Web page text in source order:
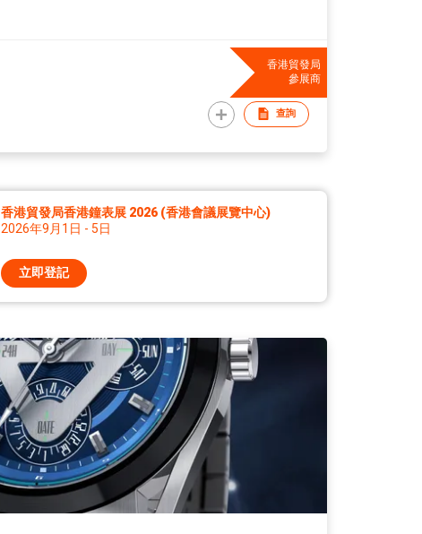
香港貿發局
參展商
查詢
香港貿發局香港鐘表展 2026 (香港會議展覽中心)
2026年9月1日 - 5日
立即登記